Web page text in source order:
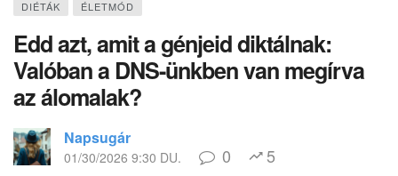
DIÉTÁK ÉLETMÓD
Edd azt, amit a génjeid diktálnak:
Valóban a DNS-ünkben van megírva
az álomalak?
Napsugár
01/30/2026 9:30 DU. 0 5